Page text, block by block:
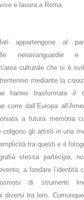
vive e lavora a Roma.
appartengono al
neoavanguardie
culturale che si è
mediante la
hanno trasformato il
corre dall’Europa
a futura memoria
colgono gli artisti in una
tra questi e il
stessa partecipa,
a fondare l’identità
di strumenti
diversi tra loro.